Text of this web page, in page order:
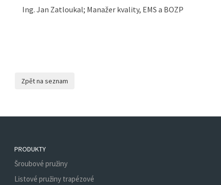
Ing. Jan Zatloukal; Manažer kvality, EMS a BOZP
PRODUKTY
Šroubové pružiny
Listové pružiny trapézové